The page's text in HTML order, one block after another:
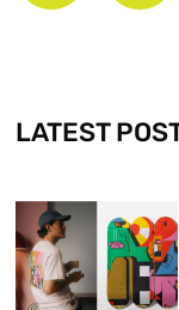
-
f
m
LATEST